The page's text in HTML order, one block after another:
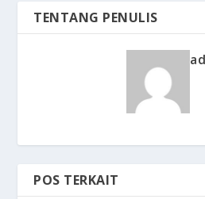
TENTANG PENULIS
POS TERKAIT